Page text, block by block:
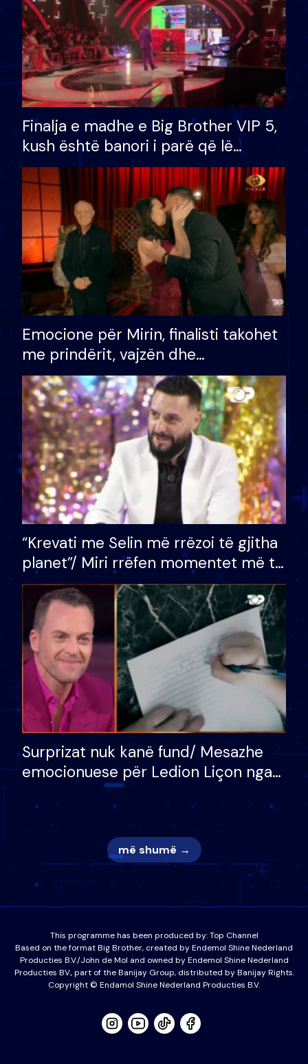
Finalja e madhe e Big Brother VIP 5,
kush është banori i parë që lë
shtëpinë dhe humb mundësinë për
të fituar çmimin e madh
Emocione për Mirin, finalisti takohet
me prindërit, vajzën dhe
bashkëshorten: S’kemi ndonjë letër
divorci apo jo?
“Krevati me Selin më rrëzoi të gjitha
planet”/ Miri rrëfen momentet më të
bukura në shtëpinë e BB VIP: Do më
mungojë zilja e mëngjesit kur…
Surprizat nuk kanë fund/ Mesazhe
emocionuese për Ledion Liçon nga
nëna dhe fëmijët e tij, moderatori
nuk i mban dot lotët: Nuk meritoj…
më shumë →
This programme has been produced by:Top Channel
Based on the format Big Brother, created by Endemol Shine Nederland
Producties B.V./John de Mol and owned by Endemol Shine Nederland
Producties BV., part of the Banijay Group, distributed by Banijay Rights.
Copyright © Endamol Shine Nederland Producties B.V.